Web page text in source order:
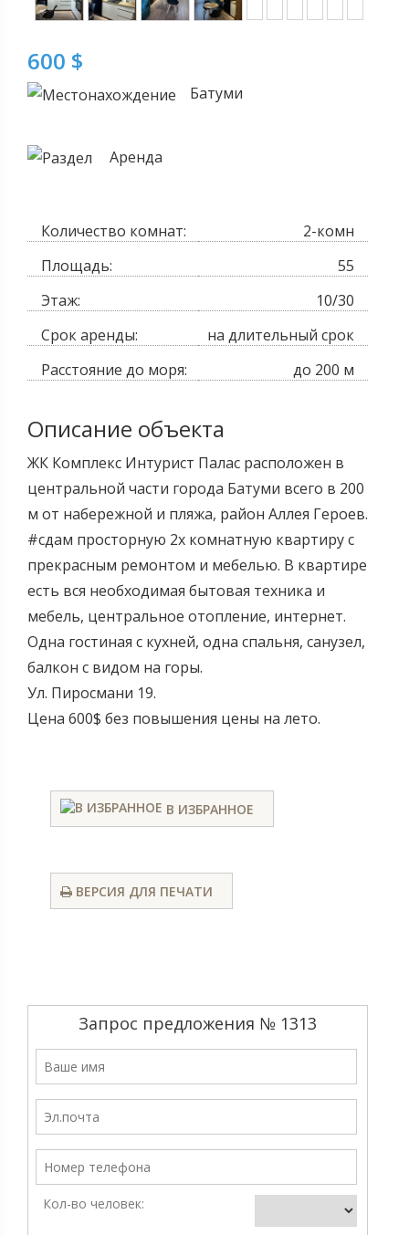
600 $
Батуми
Аренда
Количество комнат:
2-комн
Площадь:
55
Этаж:
10/30
Срок аренды:
на длительный срок
Расстояние до моря:
до 200 м
Описание объекта
ЖК Комплекс Интурист Палас расположен в
центральной части города Батуми всего в 200
м от набережной и пляжа, район Аллея Героев.
#сдам просторную 2х комнатную квартиру с
прекрасным ремонтом и мебелью. В квартире
есть вся необходимая бытовая техника и
мебель, центральное отопление, интернет.
Одна гостиная с кухней, одна спальня, санузел,
балкон с видом на горы.
Ул. Пиросмани 19.
Цена 600$ без повышения цены на лето.
В ИЗБРАННОЕ
ВЕРСИЯ ДЛЯ ПЕЧАТИ
Запрос предложения № 1313
Кол-во человек: